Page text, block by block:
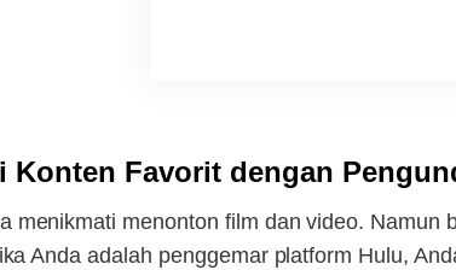
Konten Favorit dengan
menikmati menonton film dan video.
Anda adalah penggemar platform Hulu,